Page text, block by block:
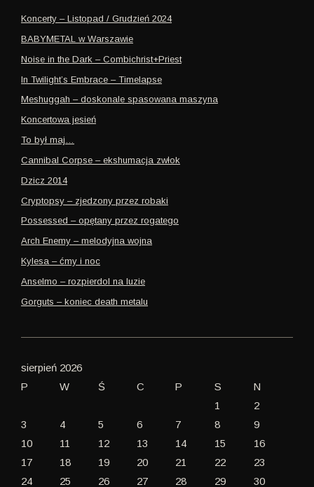
Koncerty – Listopad / Grudzień 2024
BABYMETAL w Warszawie
Noise in the Dark – Combichrist+Priest
In Twilight’s Embrace – Timelapse
Meshuggah – doskonale spasowana maszyna
Koncertowa jesień
To był maj…
Cannibal Corpse – ekshumacja zwłok
Dzicz 2014
Cryptopsy – zjedzony przez robaki
Possessed – opętany przez rogatego
Arch Enemy – melodyjna wojna
Kylesa – ćmy i noc
Anselmo – rozpierdol na luzie
Gorguts – koniec death metalu
sierpień 2026
P
W Ś C P S
N
1
2
3
4 5 6 7 8
9
10
11 12 13 14 15
16
17
18 19 20 21 22
23
24
25 26 27 28 29 30